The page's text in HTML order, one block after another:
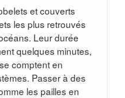
et couverts
les plus retrouvés
Leur durée
quelques minutes,
comptent en
Passer à des
les pailles en